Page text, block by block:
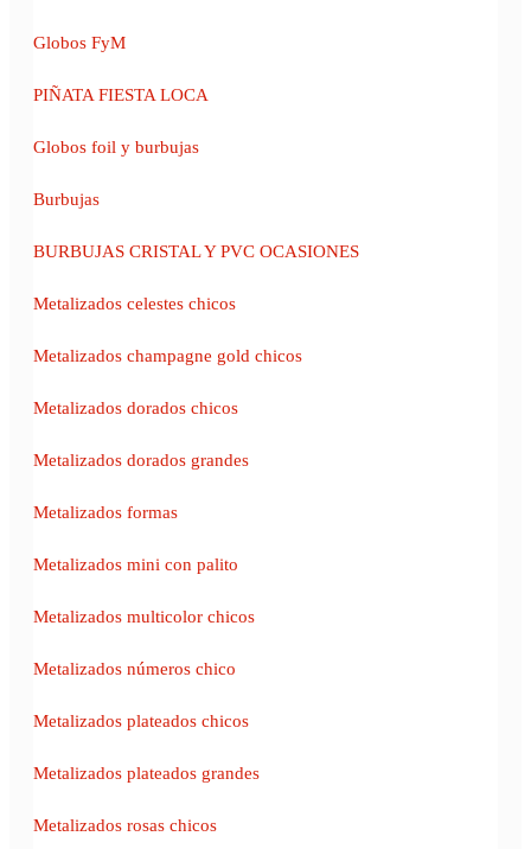
Globos FyM
PIÑATA FIESTA LOCA
Globos foil y burbujas
Burbujas
BURBUJAS CRISTAL Y PVC OCASIONES
Metalizados celestes chicos
Metalizados champagne gold chicos
Metalizados dorados chicos
Metalizados dorados grandes
Metalizados formas
Metalizados mini con palito
Metalizados multicolor chicos
Metalizados números chico
Metalizados plateados chicos
Metalizados plateados grandes
Metalizados rosas chicos